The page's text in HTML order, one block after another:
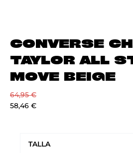
CONVERSE
TAYLOR ALL
MOVE BEIGE
64,95€
58,46 €
TALLA